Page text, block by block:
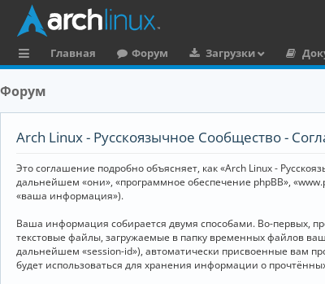
ы
и
Главная Форум Загрузки
Форум
Arch Linux - Русскоязычное Сообщество -
Это соглашение подробно объясняет, как «Arch Linux -
дальнейшем «они», «программное обеспечение phpBB»,
«ваша информация»).
Ваша информация собирается двумя способами. Во-первых,
текстовые файлы, загружаемые в папку временных файлов
дальнейшем «session-id»), автоматически присвоенные вам
будет использоваться для хранения информации о